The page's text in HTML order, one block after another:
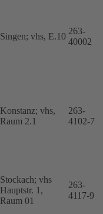
Singen; vhs, E.10
263-
40002
Konstanz; vhs,
Raum 2.1
263-
4102-7
Stockach; vhs
Hauptstr. 1,
Raum 01
263-
4117-9